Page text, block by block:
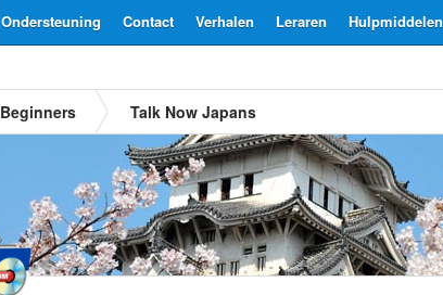
Hulpmiddelen
Leraren
Verhalen
Contact
Ondersteuning
Beginners Talk Now Japans